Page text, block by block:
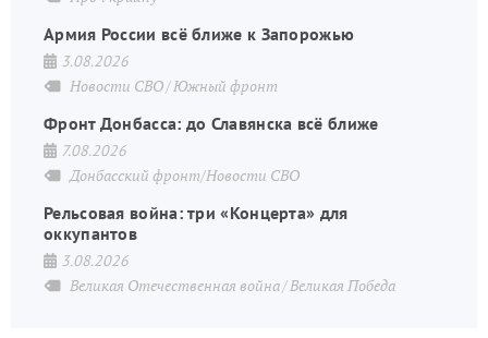
Армия России всё ближе к Запорожью
3.08.2026
Новости СВО Южный фронт
Фронт Донбасса: до Славянска всё ближе
7.08.2026
Донбасский фронт/Новости СВО
Рельсовая война: три «Концерта» для
оккупантов
3.08.2026
Великая Отечественная война Великая Победа